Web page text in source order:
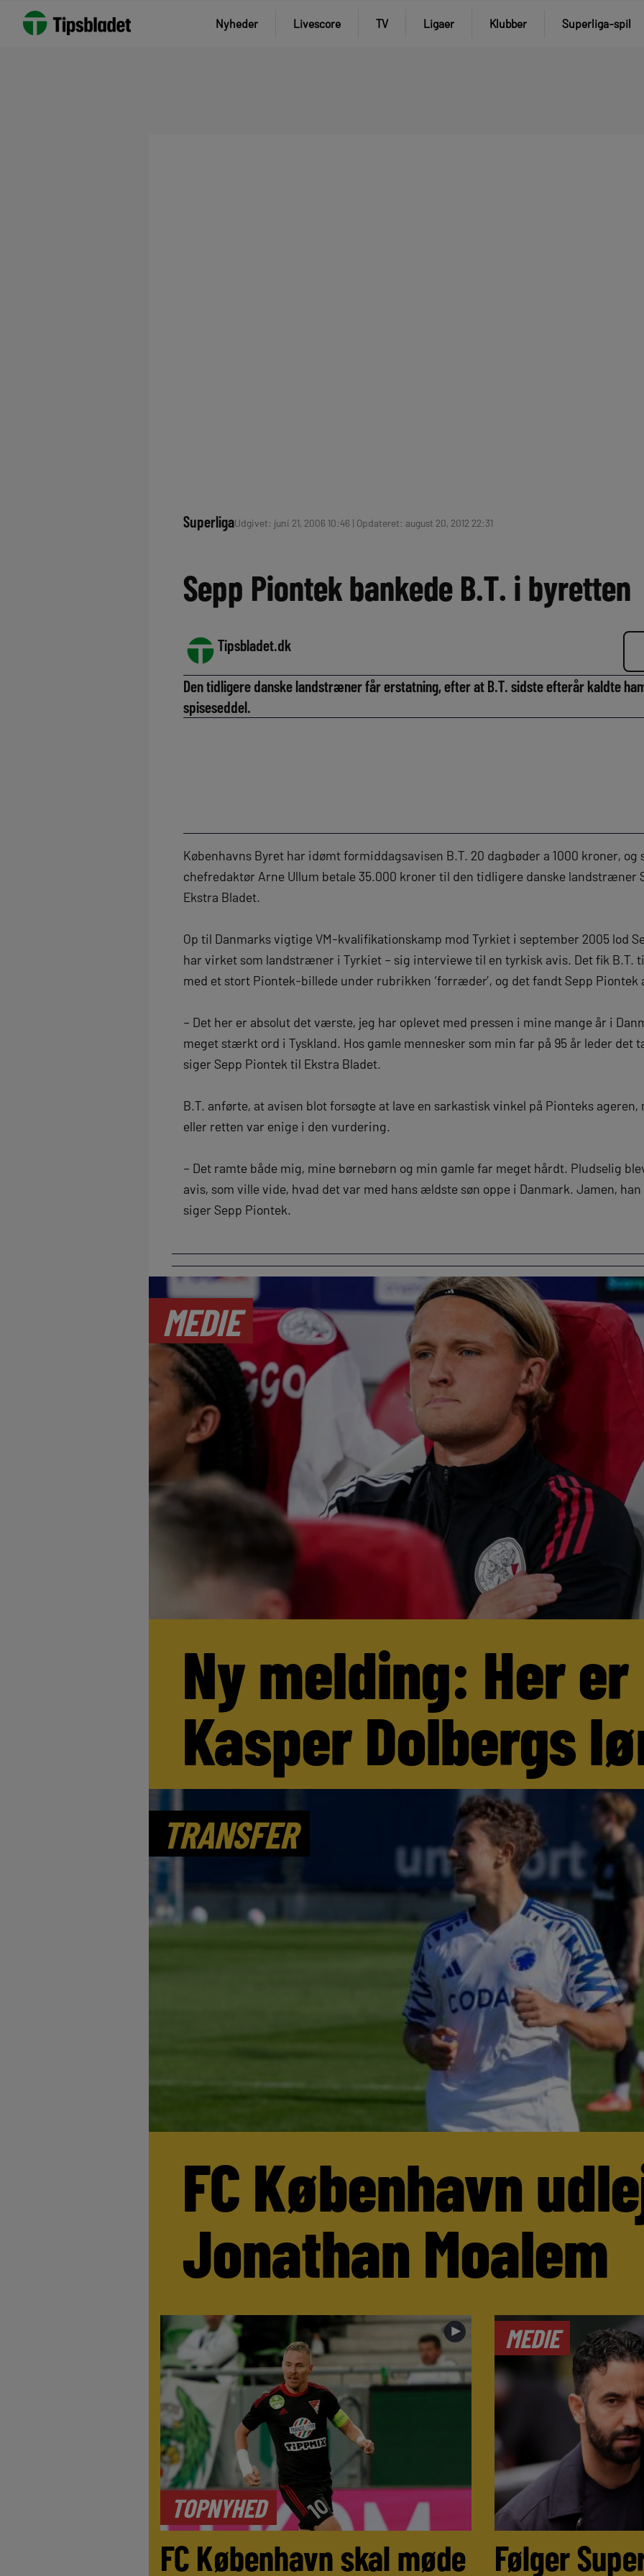
Nyheder Livescore TV Ligaer Klubber Superliga-spil
SuperligaUdgivet: juni 21, 2006 10:46 | Opdateret: august 20, 2012 22:31
Sepp Piontek bankede B.T. i byretten
Tipsbladet.dk
Den tidligere danske landstræner får erstatning, efter at B.T. sidste efterår kaldte
spiseseddel.
Københavns Byret har idømt formiddagsavisen B.T. 20 dagbøder a 1000 kroner, og
chefredaktør Arne Ullum betale 35.000 kroner til den tidligere danske landstræner
Ekstra Bladet.
Op til Danmarks vigtige VM-kvalifikationskamp mod Tyrkiet i september 2005 lod
har virket som landstræner i Tyrkiet – sig interviewe til en tyrkisk avis. Det fik B.T.
med et stort Piontek-billede under rubrikken ‘forræder’, og det fandt Sepp Piontek
– Det her er absolut det værste, jeg har oplevet med pressen i mine mange år i
meget stærkt ord i Tyskland. Hos gamle mennesker som min far på 95 år leder det
siger Sepp Piontek til Ekstra Bladet.
B.T. anførte, at avisen blot forsøgte at lave en sarkastisk vinkel på Pionteks
eller retten var enige i den vurdering.
– Det ramte både mig, mine børnebørn og min gamle far meget hårdt. Pludselig
avis, som ville vide, hvad det var med hans ældste søn oppe i Danmark. Jamen,
siger Sepp Piontek.
MEDIE
Ny melding: Her er
Kasper Dolbergs
TRANSFER
FC København
Jonathan Moalem
TOPNYHED
►
FC København skal møde
MEDIE
Følger